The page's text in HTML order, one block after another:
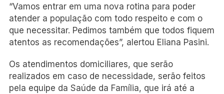
“Vamos entrar em uma nova rotina para poder
atender a população com todo respeito e com o
que necessitar. Pedimos também que todos fiquem
atentos as recomendações”, alertou Eliana Pasini.
Os atendimentos domiciliares, que serão
realizados em caso de necessidade, serão feitos
pela equipe da Saúde da Família, que irá até a